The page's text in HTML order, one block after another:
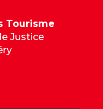
Tourisme
Justice